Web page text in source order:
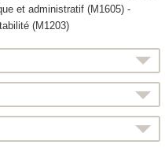
et administratif (M1605) -
(M1203)